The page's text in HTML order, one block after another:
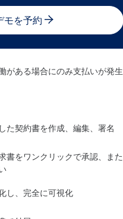
モを予約
がある場合にのみ支払いが発生
た契約書を作成、編集、署名
書をワンクリックで承認、また
し、完全に可視化